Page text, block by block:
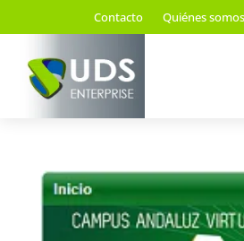
Contacto Quiénes somos